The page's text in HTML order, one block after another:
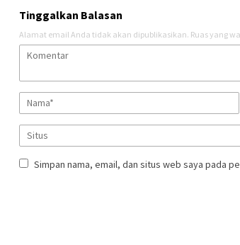
Tinggalkan Balasan
Alamat email Anda tidak akan dipublikasikan. Ruas yang
Simpan nama, email, dan situs web saya pada